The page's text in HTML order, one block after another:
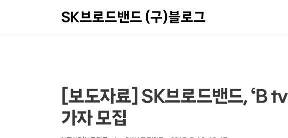
SK브로드밴드 (구)블로그
상
세
컨
본
문
제
[보도자료] SK브로드밴드, ‘B
가자 모집